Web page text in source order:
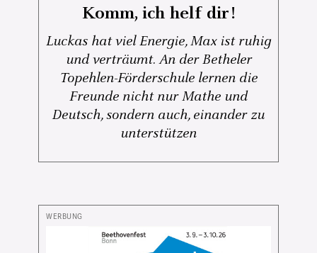
Komm, ich helf dir!
Luckas hat viel Energie, Max ist ruhig
und verträumt. An der Betheler
Topehlen-Förderschule lernen die
Freunde nicht nur Mathe und
Deutsch, sondern auch, einander zu
unterstützen